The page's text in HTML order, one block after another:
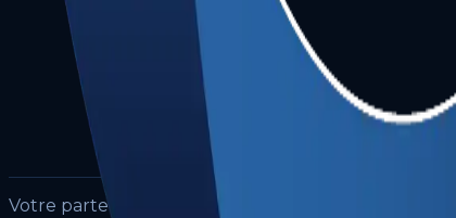
Votre partenaire digital pour créer, développer et